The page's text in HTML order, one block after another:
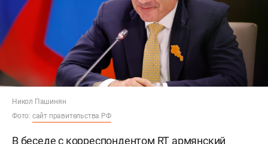
Никол Пашинян
Фото: сайт правительства РФ
В беседе с корреспондентом RT армянский